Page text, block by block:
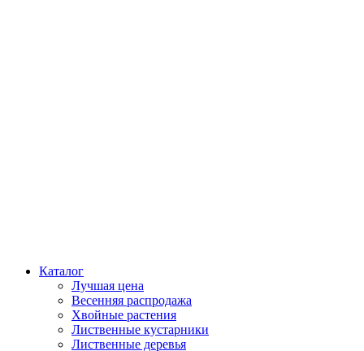
Каталог
Лучшая цена
Весенняя распродажа
Хвойные растения
Лиственные кустарники
Лиственные деревья